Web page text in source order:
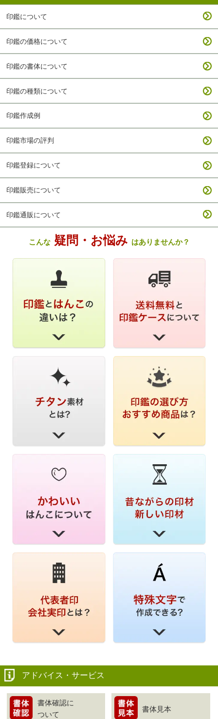
印鑑について
印鑑の価格について
印鑑の書体について
印鑑の種類について
印鑑作成例
印鑑市場の評判
印鑑登録について
印鑑販売について
印鑑通販について
こんな疑問・お悩み はありませんか？
アドバイス・サービス
書体確認に
ついて
書体見本